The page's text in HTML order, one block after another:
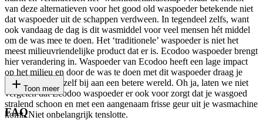
van deze alternatieven voor het good old waspoeder betekende niet
dat waspoeder uit de schappen verdween. In tegendeel zelfs, want
ook vandaag de dag is dit wasmiddel voor veel mensen hét middel
om de was mee te doen. Het ‘traditionele’ waspoeder is niet het
meest milieuvriendelijke product dat er is. Ecodoo waspoeder brengt
hier verandering in. Waspoeder van Ecodoo heeft een lage impact
op het milieu en door de was te doen met dit waspoeder draag je
heel eenvoudig zelf bij aan een betere wereld. Oh ja, laten we niet
vergeten dat Ecodoo waspoeder er ook voor zorgt dat je wasgoed
stralend schoon en met een aangenaam frisse geur uit je wasmachine
komt. Niet onbelangrijk tenslotte.
Toon meer
FAQ